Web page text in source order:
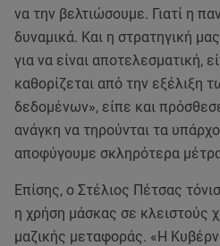
να την βελτιώσουμε. Γιατί η
δυναμικά. Και η στρατηγική
για να είναι αποτελεσματική,
καθορίζεται από την εξέλιξη
δεδομένων», είπε και
ανάγκη να τηρούνται τα
αποφύγουμε σκληρότερα
Επίσης, ο Στέλιος Πέτσας
η χρήση μάσκας σε κλειστούς
μαζικής μεταφοράς. «Η